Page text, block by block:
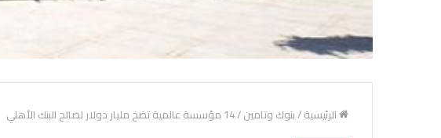
الرئيسية/بنوك وتامين/14 مؤسسة عالمية تضخ مليار دولار لصالح البنك الأهلي